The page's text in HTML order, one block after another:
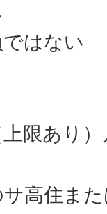
はない
限あり
高住ま